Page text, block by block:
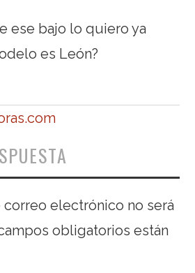
ese bajo lo quiero ya
es León?
electrónico no será
obligatorios están